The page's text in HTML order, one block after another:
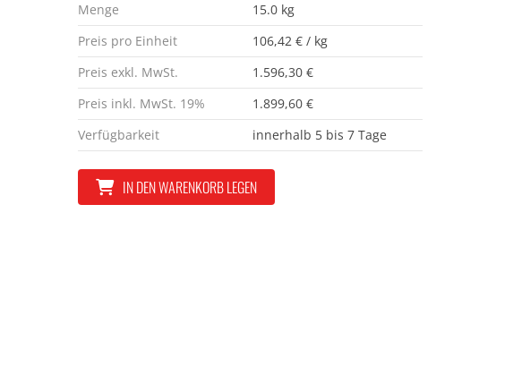
Menge
15.0 kg
Preis pro Einheit
106,42 € / kg
Preis exkl. MwSt.
1.596,30 €
Preis inkl. MwSt. 19%
1.899,60 €
Verfügbarkeit
innerhalb 5 bis 7 Tage
IN DEN WARENKORB LEGEN